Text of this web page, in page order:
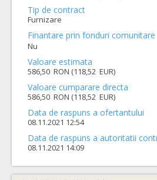
Tip de contract
Furnizare
Finantare prin fonduri comunitare
Nu
Valoare estimata
586,50 RON (118,52 EUR)
Valoare cumparare directa
586,50 RON (118,52 EUR)
Data de raspuns a ofertantului
08.11.2021 12:54
Data de raspuns a autoritatii
08.11.2021 14:09